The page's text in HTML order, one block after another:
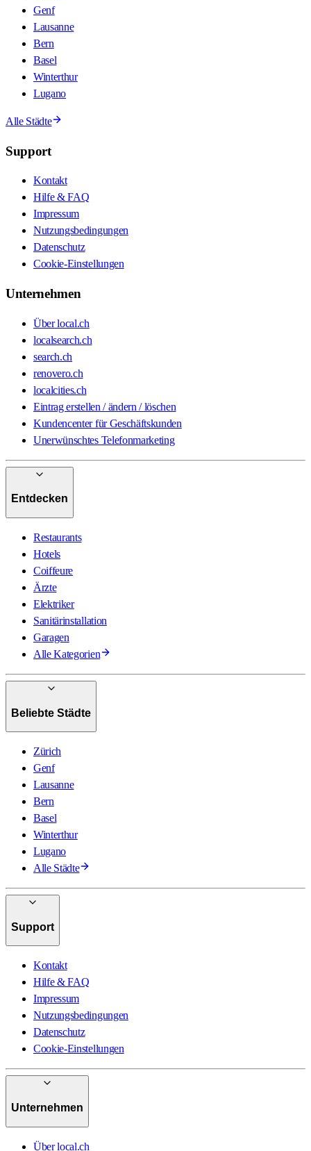
Genf
Lausanne
Bern
Basel
Winterthur
Lugano
Alle Städte
Support
Kontakt
Hilfe & FAQ
Impressum
Nutzungsbedingungen
Datenschutz
Cookie-Einstellungen
Unternehmen
Über local.ch
localsearch.ch
search.ch
renovero.ch
localcities.ch
Eintrag erstellen / ändern / löschen
Kundencenter für Geschäftskunden
Unerwünschtes Telefonmarketing
Entdecken
Restaurants
Hotels
Coiffeure
Ärzte
Elektriker
Sanitärinstallation
Garagen
Alle Kategorien
Beliebte Städte
Zürich
Genf
Lausanne
Bern
Basel
Winterthur
Lugano
Alle Städte
Support
Kontakt
Hilfe & FAQ
Impressum
Nutzungsbedingungen
Datenschutz
Cookie-Einstellungen
Unternehmen
Über local.ch